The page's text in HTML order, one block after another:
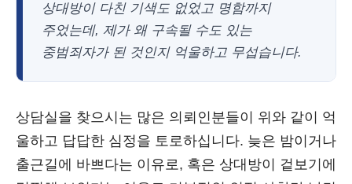
상대방이 다친 기색도 없었고 명함까지
주었는데, 제가 왜 구속될 수도 있는
중범죄자가 된 것인지 억울하고 무섭습니다.
상담실을 찾으시는 많은 의뢰인분들이 위와 같이 억
울하고 답답한 심정을 토로하십니다. 늦은 밤이거나
출근길에 바쁘다는 이유로, 혹은 상대방이 겉보기에